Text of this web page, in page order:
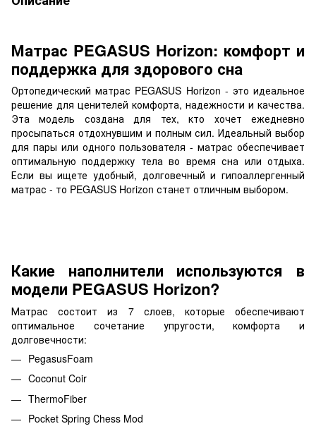
Матрас PEGASUS Horizon: комфорт и
поддержка для здорового сна
Ортопедический матрас PEGASUS Horizon - это идеальное
решение для ценителей комфорта, надежности и качества.
Эта модель создана для тех, кто хочет ежедневно
просыпаться отдохнувшим и полным сил. Идеальный выбор
для пары или одного пользователя - матрас обеспечивает
оптимальную поддержку тела во время сна или отдыха.
Если вы ищете удобный, долговечный и гипоаллергенный
матрас - то PEGASUS Horizon станет отличным выбором.
Какие наполнители используются в
модели PEGASUS Horizon?
Матрас состоит из 7 слоев, которые обеспечивают
оптимальное сочетание упругости, комфорта и
долговечности:
PegasusFoam
Coconut Coir
ThermoFiber
Pocket Spring Сhess Mod